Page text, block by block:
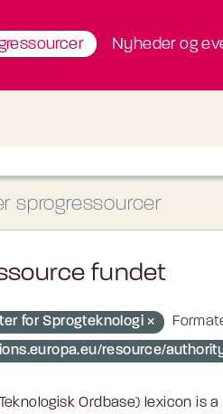
Nyheder og
fundet
for Sprogteknologi
resource/
Ordbase) lexicon